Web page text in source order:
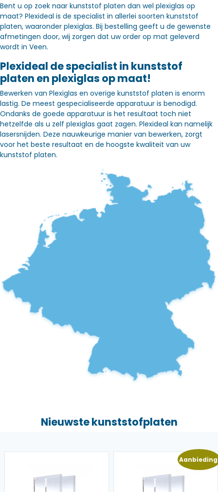
Bent u op zoek naar kunststof platen dan wel plexiglas op
maat? Plexideal is de specialist in allerlei soorten kunststof
platen, waaronder plexiglas. Bij bestelling geeft u de gewenste
afmetingen door, wij zorgen dat uw order op mat geleverd
wordt in Veen.
Plexideal de specialist in kunststof
platen en plexiglas op maat!
Bewerken van Plexiglas en overige kunststof platen is enorm
lastig. De meest gespecialiseerde apparatuur is benodigd.
Ondanks de goede apparatuur is het resultaat toch niet
hetzelfde als u zelf plexiglas gaat zagen. Plexideal kan namelijk
lasersnijden. Deze nauwkeurige manier van bewerken, zorgt
voor het beste resultaat en de hoogste kwaliteit van uw
kunststof platen.
Nieuwste kunststofplaten